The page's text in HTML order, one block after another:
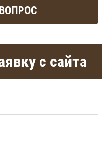
с сайта